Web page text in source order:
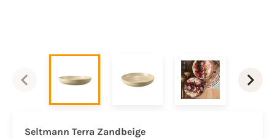
Seltmann Terra Zandbeige